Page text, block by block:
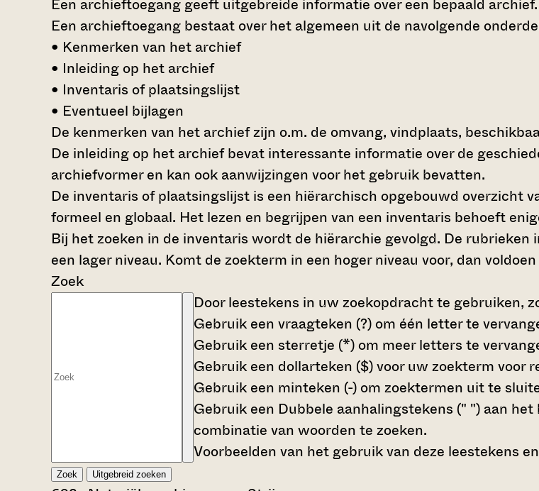
Een archieftoegang geeft uitgebreide informatie over een bepaald archief.
Een archieftoegang bestaat over het algemeen uit de navolgende
• Kenmerken van het archief
• Inleiding op het archief
• Inventaris of plaatsingslijst
• Eventueel bijlagen
De kenmerken van het archief zijn o.m. de omvang, vindplaats,
De inleiding op het archief bevat interessante informatie over de
archiefvormer en kan ook aanwijzingen voor het gebruik bevatten.
De inventaris of plaatsingslijst is een hiërarchisch opgebouwd overzicht
formeel en globaal. Het lezen en begrijpen van een inventaris behoeft
Bij het zoeken in de inventaris wordt de hiërarchie gevolgd. De
een lager niveau. Komt de zoekterm in een hoger niveau voor, dan
Zoek
Door leestekens in uw zoekopdracht te gebruiken,
Gebruik een vraagteken (?) om één letter te
Gebruik een sterretje (*) om meer letters te
Gebruik een dollarteken ($)voor uw zoekterm voor
Gebruik een minteken (-) om zoektermen uit te
Gebruik een Dubbele aanhalingstekens (" ") aan het
combinatie van woorden te zoeken.
Voorbeelden van het gebruik van deze leestekens
Zoek Uitgebreid zoeken